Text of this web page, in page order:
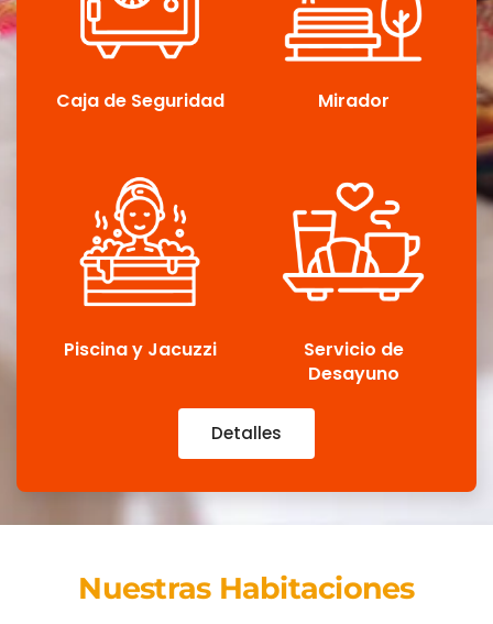
Caja de Seguridad Mirador
Piscina y Jacuzzi
Servicio de
Desayuno
Detalles
Nuestras Habitaciones